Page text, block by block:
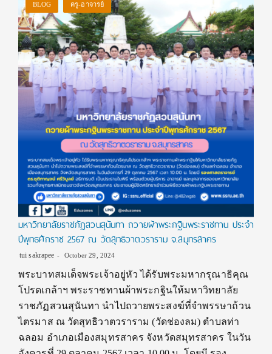
BLOG ครู-อาจารย์
มหาวิทยาลัยราชภัฏสวนสุนันทา ถวายผ้าพระกฐินพระราชทาน ประจำ
ปีพุทธศักราช 2567 ณ วัดสุทธิวาตวราราม จ.สมุทรสาคร
tui sakrapee October 29, 2024
พระบาทสมเด็จพระเจ้าอยู่หัว ได้รับพระมหากรุณาธิคุณ
โปรดเกล้าฯ พระราชทานผ้าพระกฐินให้มหาวิทยาลัย
ราชภัฏสวนสุนันทา นำไปถวายพระสงฆ์ที่จำพรรษาถ้วน
ไตรมาส ณ วัดสุทธิวาตวราราม (วัดช่องลม) ตำบลท่า
ฉลอม อำเภอเมืองสมุทรสาคร จังหวัดสมุทรสาคร ในวัน